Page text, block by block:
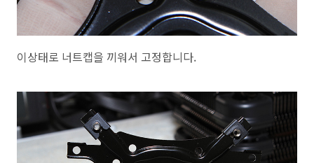
이상태로 너트캡을 끼워서 고정합니다.